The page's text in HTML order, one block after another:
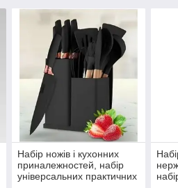
Набір ножів і кухонних
приналежностей, набір
універсальних практичних